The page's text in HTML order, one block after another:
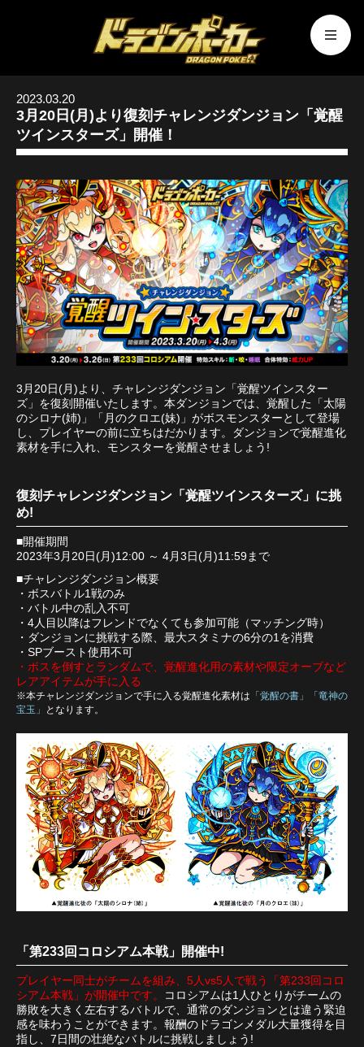
2023.03.20
3月20日(月)より復刻チャレンジダンジョン「覚醒
ツインスターズ」開催！
3月20日(月)より、チャレンジダンジョン「覚醒ツインスター
ズ」を復刻開催いたします。本ダンジョンでは、覚醒した「太陽
のシロナ(姉)」「月のクロエ(妹)」がボスモンスターとして登場
し、プレイヤーの前に立ちはだかります。ダンジョンで覚醒進化
素材を手に入れ、モンスターを覚醒させましょう!
復刻チャレンジダンジョン「覚醒ツインスターズ」に挑
め!
■開催期間
2023年3月20日(月)12:00 ～ 4月3日(月)11:59まで
■チャレンジダンジョン概要
・ボスバトル1戦のみ
・バトル中の乱入不可
・4人目以降はフレンドでなくても参加可能（マッチング時）
・ダンジョンに挑戦する際、最大スタミナの6分の1を消費
・SPブースト使用不可
・ボスを倒すとランダムで、覚醒進化用の素材や限定オーブなど
レアアイテムが手に入る
※本チャレンジダンジョンで手に入る覚醒進化素材は 「覚醒の書」「竜神の
宝玉」
となります。
「第233回コロシアム本戦」開催中!
プレイヤー同士がチームを組み、5人vs5人で戦う「第233回コロ
シアム本戦」が開催中です。
コロシアムは1人ひとりがチームの
勝敗を大きく左右するバトルで、通常のダンジョンとは違う緊迫
感を味わうことができます。報酬のドラゴンメダル大量獲得を目
指し、7日間の壮絶なバトルに挑戦しましょう!